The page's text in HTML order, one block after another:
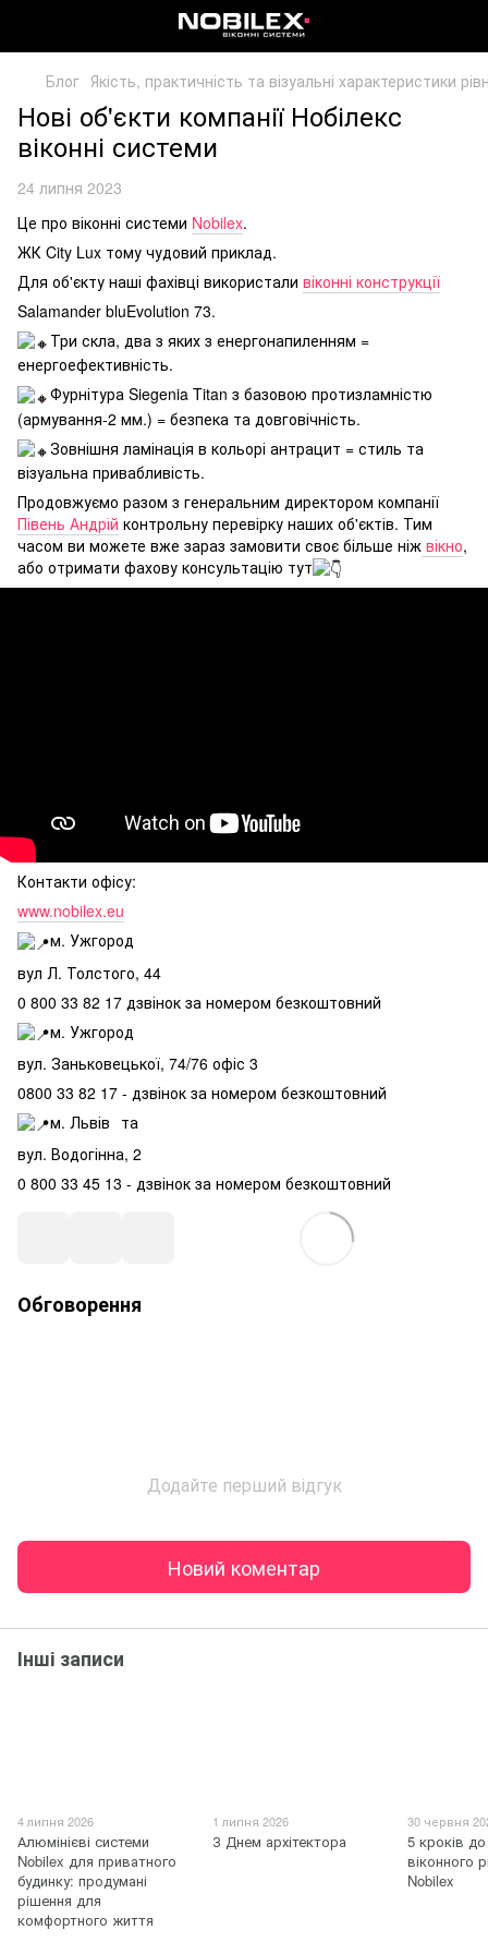
Блог Якість, практичність та візуальні характеристики
Нові об'єкти компанії Нобілекс
віконні системи
24 липня 2023
Це про віконні системи Nobilex.
ЖК City Lux тому чудовий приклад.
Для об'єкту наші фахівці використали віконні конструкції
Salamander bluEvolution 73.
Три скла, два з яких з енергонапиленням =
енергоефективність.
Фурнітура Siegenia Titan з базовою протизламністю
(армування-2 мм.) = безпека та довговічність.
Зовнішня ламінація в кольорі антрацит = стиль та
візуальна привабливість.
Продовжуємо разом з генеральним директором компанії
Півень Андрій контрольну перевірку наших об'єктів. Тим
часом ви можете вже зараз замовити своє більше ніж вікно,
або отримати фахову консультацію тут
Контакти офісу:⠀
www.nobilex.eu
м. Ужгород
вул Л. Толстого, 44
0 800 33 82 17 дзвінок за номером безкоштовний
м. Ужгород⠀
вул. Заньковецької, 74/76 офіс 3
0800 33 82 17 - дзвінок за номером безкоштовний
м. Львів⠀та
вул. Водогінна, 2
0 800 33 45 13 - дзвінок за номером безкоштовний⠀
Обговорення
Додайте перший відгук
Новий коментар
Інші записи
4 липня 2026
Алюмінієві системи
Nobilex для приватного
будинку: продумані
рішення для
комфортного життя
1 липня 2026
З Днем архітектора
30 червня
5 кроків
віконного
Nobilex